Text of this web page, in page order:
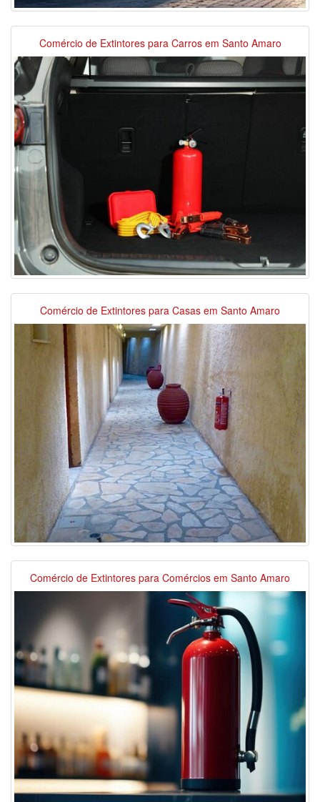
Comércio de Extintores para Carros em Santo Amaro
Comércio de Extintores para Casas em Santo Amaro
Comércio de Extintores para Comércios em Santo Amaro